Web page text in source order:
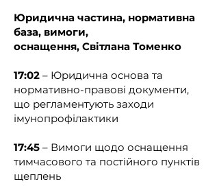
Наказом Міністерства охорони
здоров'я № 1351 від 31.07.2024}
«Для організації проведення
вакцинації залучаються лікарі, які
пройшли спеціальні щорічні
навчання з питань вакцинації,
правил організації і техніки
проведення щеплень, а також
навичок надання домедичної
допомоги при невідкладних
Юридична частина, нормативна
база, вимоги,
оснащення, Світлана Томенко
17:02 – Юридична основа та
нормативно-правові документи,
що регламентують заходи
імунопрофілактики
17:45 – Вимоги щодо оснащення
тимчасового та постійного пунктів
щеплень